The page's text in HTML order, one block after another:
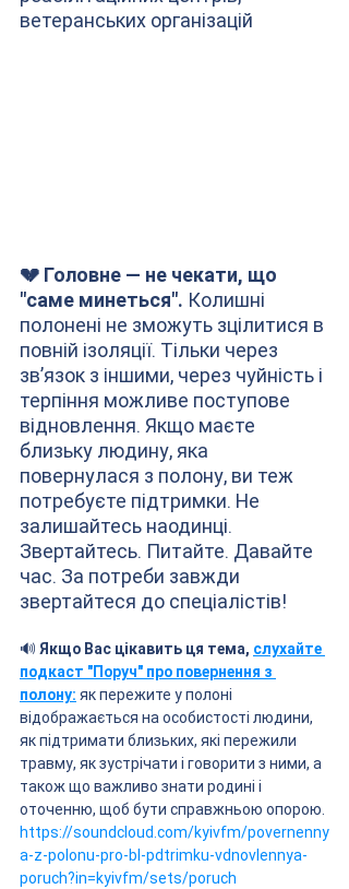
ветеранських організацій
💔 Головне — не чекати, що
"саме минеться". Колишні
полонені не зможуть зцілитися в
повній ізоляції. Тільки через
звʼязок з іншими, через чуйність і
терпіння можливе поступове
відновлення. Якщо маєте
близьку людину, яка
повернулася з полону, ви теж
потребуєте підтримки. Не
залишайтесь наодинці.
Звертайтесь. Питайте. Давайте
час. За потреби завжди
звертайтеся до спеціалістів!
🔊 Якщо Вас цікавить ця тема, слухайте
подкаст "Поруч" про повернення з
полону: як пережите у полоні
відображається на особистості людини,
як підтримати близьких, які пережили
травму, як зустрічати і говорити з ними, а
також що важливо знати родині і
оточенню, щоб бути справжньою опорою.
https://soundcloud.com/kyivfm/povernenny
a-z-polonu-pro-bl-pdtrimku-vdnovlennya-
poruch?in=kyivfm/sets/poruch